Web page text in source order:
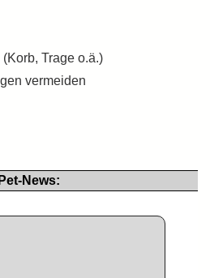
Trage o.ä.)
vermeiden
Pet-News: